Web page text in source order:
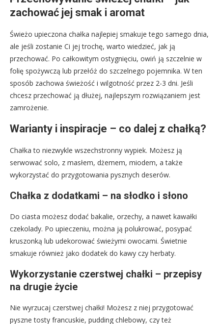
zachować jej smak i aromat
Świeżo upieczona chałka najlepiej smakuje tego samego dnia,
ale jeśli zostanie Ci jej trochę, warto wiedzieć, jak ją
przechować. Po całkowitym ostygnięciu, owiń ją szczelnie w
folię spożywczą lub przełóż do szczelnego pojemnika. W ten
sposób zachowa świeżość i wilgotność przez 2-3 dni. Jeśli
chcesz przechować ją dłużej, najlepszym rozwiązaniem jest
zamrożenie.
Warianty i inspiracje – co dalej z chałką?
Chałka to niezwykle wszechstronny wypiek. Możesz ją
serwować solo, z masłem, dżemem, miodem, a także
wykorzystać do przygotowania pysznych deserów.
Chałka z dodatkami – na słodko i słono
Do ciasta możesz dodać bakalie, orzechy, a nawet kawałki
czekolady. Po upieczeniu, można ją polukrować, posypać
kruszonką lub udekorować świeżymi owocami. Świetnie
smakuje również jako dodatek do kawy czy herbaty.
Wykorzystanie czerstwej chałki – przepisy
na drugie życie
Nie wyrzucaj czerstwej chałki! Możesz z niej przygotować
pyszne tosty francuskie, pudding chlebowy, czy też